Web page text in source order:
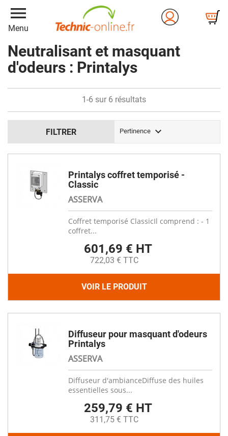
menu
Menu
Neutralisant et masquant
d'odeurs : Printalys
FILTRER Pertinence 
1-6 sur 6 résultats
Printalys coffret temporisé -
Classic
ASSERVA
Coffret temporisé ClassicIl comprend : - 1
coffret...
601,69 € HT
722,03 € TTC
VOIR LE PRODUIT
Diffuseur pour masquant d'odeurs
Printalys
ASSERVA
Diffuseur d'ambianceDiffuse des huiles
essentielles sous...
259,79 € HT
311,75 € TTC